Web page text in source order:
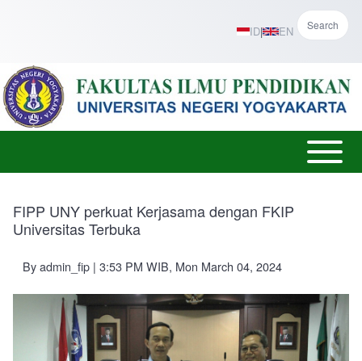
ID| EN Search
menu
Open or
Close
FIPP UNY perkuat Kerjasama dengan FKIP
Universitas Terbuka
Byadmin_fip | 3:53 PM WIB, Mon March 04, 2024